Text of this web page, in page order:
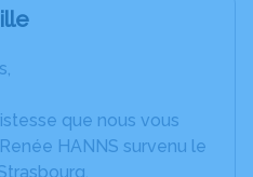
que nous vous
HANNS survenu le